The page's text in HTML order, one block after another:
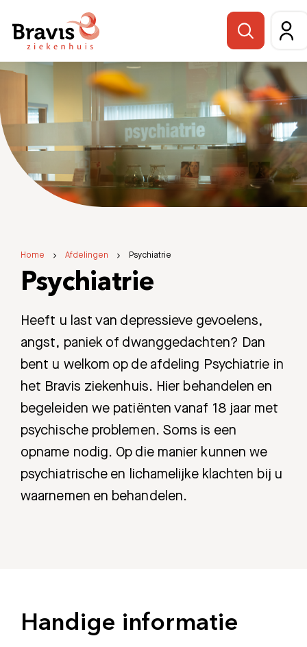
Home Afdelingen Psychiatrie
Psychiatrie
Heeft u last van depressieve gevoelens,
angst, paniek of dwanggedachten? Dan
bent u welkom op de afdeling Psychiatrie in
het Bravis ziekenhuis. Hier behandelen en
begeleiden we patiënten vanaf 18 jaar met
psychische problemen. Soms is een
opname nodig. Op die manier kunnen we
psychiatrische en lichamelijke klachten bij u
waarnemen en behandelen.
Handige informatie